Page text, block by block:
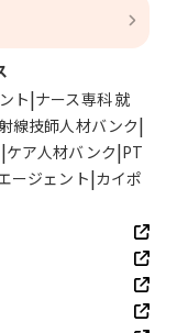
ト ナース専科 就
線技師人材バンク
ケア人材バンク PT
ージェント カイポ